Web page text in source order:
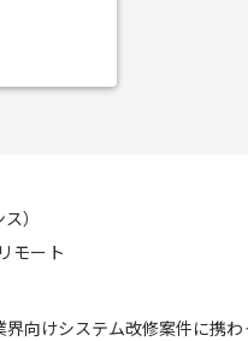
）
モート
界向けシステム改修案件に携